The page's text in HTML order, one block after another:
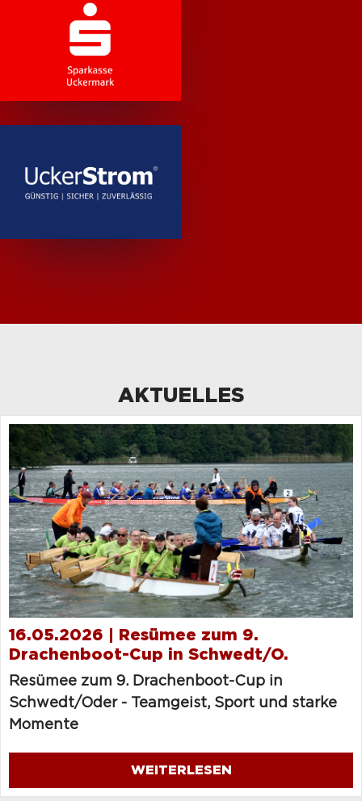
AKTUELLES
16.05.2026 | Resümee zum 9.
Drachenboot-Cup in Schwedt/O.
Resümee zum 9. Drachenboot-Cup in
Schwedt/Oder - Teamgeist, Sport und starke
Momente
WEITERLESEN